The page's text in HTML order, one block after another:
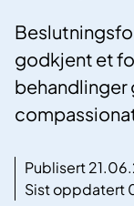
godkjent et
behandlinger
Publisert
Sist oppdatert